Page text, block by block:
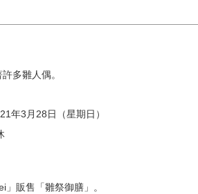
多雛人偶。
年3月28日（星期日）
」販售「雛祭御膳」。